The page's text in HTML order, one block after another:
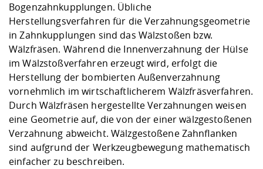
Digitales Lernen
Fremdsprachen
Jobs, Praktika,
Angebote der
Arbeit
Internationale
Bogenzahnkupplungen. Übliche
Herstellungsverfahren für die Verzahnungsgeometrie
in Zahnkupplungen sind das Wälzstoßen bzw.
Wälzfräsen. Während die Innenverzahnung der Hülse
im Wälzstoß­verfahren erzeugt wird, erfolgt die
Herstellung der bombierten Außen­verzahnung
vornehmlich im wirtschaftlicherem Wälzfräsverfahren.
Durch Wälzfräsen hergestellte Verzahnungen weisen
eine Geometrie auf, die von der einer wälzgestoßenen
Verzahnung abweicht. Wälzgestoßene Zahnﬂanken
sind aufgrund der Werkzeugbewegung mathematisch
einfacher zu beschreiben.